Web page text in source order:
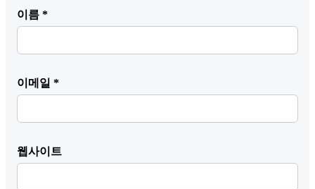
이름 *
이메일 *
웹사이트